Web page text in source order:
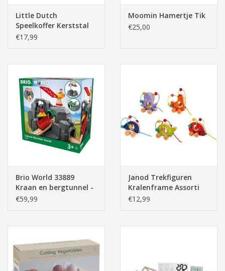
Little Dutch
Speelkoffer Kerststal
€17,99
Moomin Hamertje Tik
€25,00
Brio World 33889
Kraan en bergtunnel -
Crane and Mountain
€59,99
Janod Trekfiguren
Kralenframe Assorti
(Prijs/Stuk)
€12,99